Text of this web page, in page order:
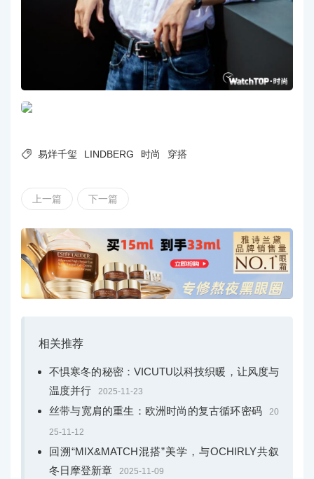
 易烊千玺 LINDBERG 时尚 穿搭
上一篇 下一篇
相关推荐
不惧寒冬的秘密：VICUTU以科技织暖，让风度与
温度并行
2025-11-23
丝带与宽肩的重生：欧洲时尚的复古循环密码 20
25-11-12
回溯“MIX&MATCH混搭”美学，与OCHIRLY共叙
冬日摩登新章
2025-11-09